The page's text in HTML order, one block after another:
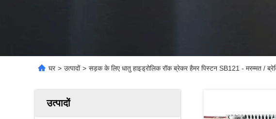
घर > उत्पादों > सड़क के लिए धातु हाइड्रोलिक रॉक ब्रेकर हैमर पिस्टन SB121 - मरम्मत /
उत्पादों